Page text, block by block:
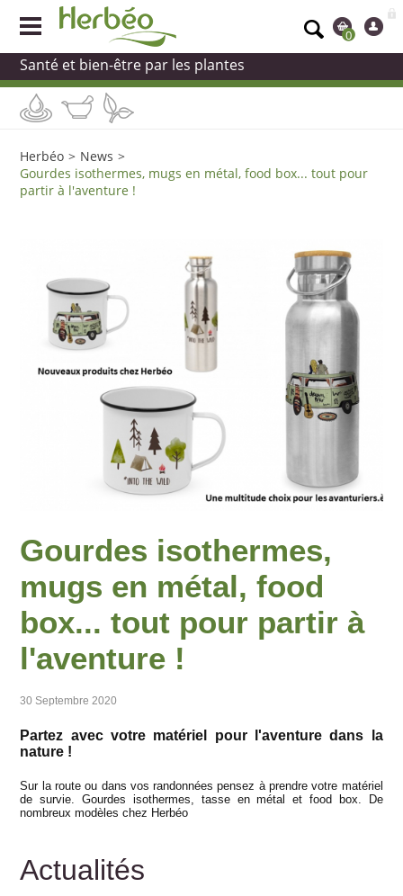
0
Santé et bien-être par les plantes
Herbéo > News >
Gourdes isothermes, mugs en métal, food box... tout pour
partir à l'aventure !
Gourdes isothermes,
mugs en métal, food
box... tout pour partir à
l'aventure !
30 Septembre 2020
Partez avec votre matériel pour l'aventure dans la
nature !
Sur la route ou dans vos randonnées pensez à prendre votre matériel
de survie. Gourdes isothermes, tasse en métal et food box. De
nombreux modèles chez Herbéo
Actualités